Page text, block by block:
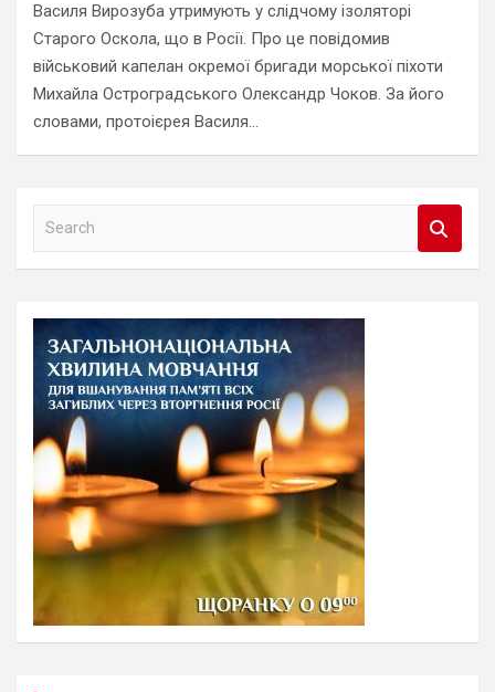
Василя Вирозуба утримують у слідчому ізоляторі
Старого Оскола, що в Росії. Про це повідомив
військовий капелан окремої бригади морської піхоти
Михайла Остроградського Олександр Чоков. За його
словами, протоієрея Василя…
a